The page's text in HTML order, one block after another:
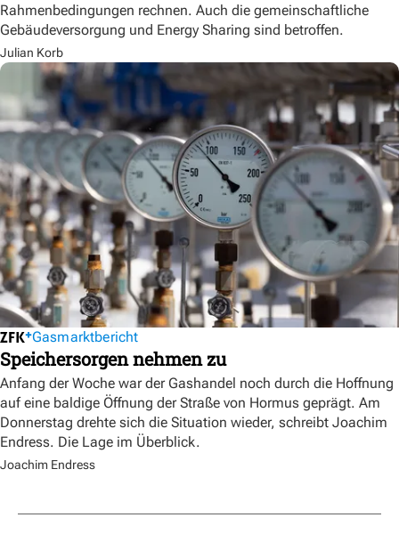
Rahmenbedingungen rechnen. Auch die gemeinschaftliche
Gebäudeversorgung und Energy Sharing sind betroffen.
Julian Korb
Gasmarktbericht
Speichersorgen nehmen zu
Anfang der Woche war der Gashandel noch durch die Hoffnung
auf eine baldige Öffnung der Straße von Hormus geprägt. Am
Donnerstag drehte sich die Situation wieder, schreibt Joachim
Endress. Die Lage im Überblick.
Joachim Endress